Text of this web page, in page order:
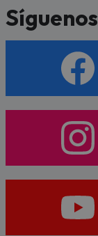
Síguenos